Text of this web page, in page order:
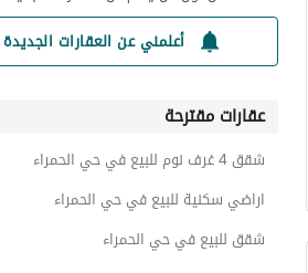
أعلمني عن العقارات الجديدة
عقارات مقترحة
شقق 4 غرف نوم للبيع في حي الحمراء
اراضي سكنية للبيع في حي الحمراء
شقق للبيع في حي الحمراء